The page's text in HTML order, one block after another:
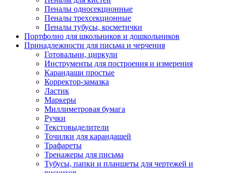
Пеналы односекционные
Пеналы трехсекционные
Пеналы тубусы, косметички
Портфолио для школьников и дошкольников
Принадлежности для письма и черчения
Готовальни, циркули
Инструменты для построения и измерения
Карандаши простые
Корректор-замазка
Ластик
Маркеры
Миллиметровая бумага
Ручки
Текстовыделители
Точилки для карандашей
Трафареты
Тренажеры для письма
Тубусы, папки и планшеты для чертежей и